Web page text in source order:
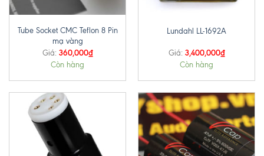
Tube Socket CMC Teflon 8 Pin
mạ vàng
Giá: 360,000₫
Còn hàng
Lundahl LL-1692A
Giá: 3,400,000₫
Còn hàng